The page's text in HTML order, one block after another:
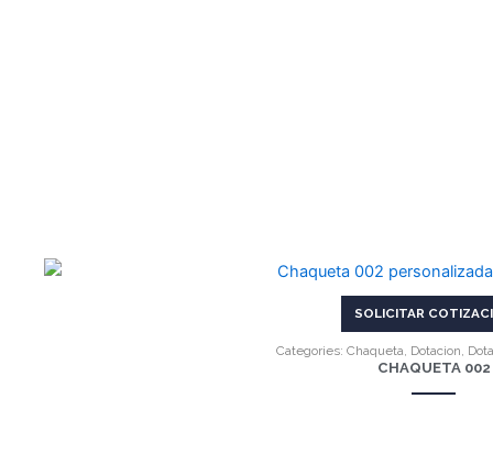
VER MÁS
SOLICITAR
Categories: Chaqueta, Dotacion,
CHAQUETA 002